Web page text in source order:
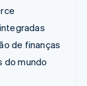
de finanças
do mundo